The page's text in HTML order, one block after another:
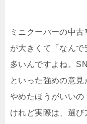
ミニクーパーの中
が大きくて「なん
多いんですよね。
といった強めの意
やめたほうがいいの
けれど実際は、選び